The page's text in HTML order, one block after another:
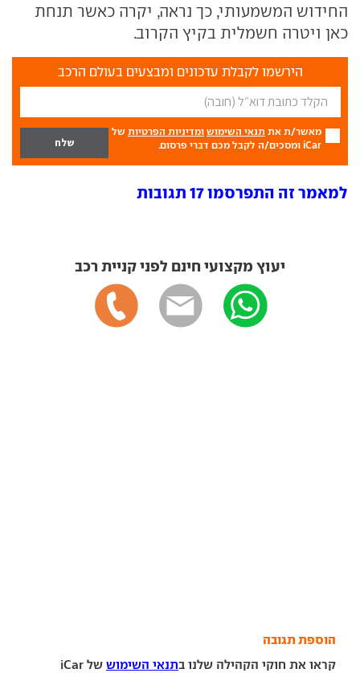
החידוש המשמעותי, כך נראה, יקרה כאשר תנחת
כאן ויטרה חשמלית בקיץ הקרוב.
הירשמו לקבלת עדכונים ומבצעים בעולם הרכב
מאשר/ת את תנאי השימוש ומדיניות הפרטיות של
iCar ומסכים/ה לקבל מכם דברי פרסום.
למאמר זה התפרסמו 17 תגובות
יעוץ מקצועי חינם לפני קניית רכב
הוספת תגובה
קראו את חוקי הקהילה שלנו בתנאי השימוש של iCar